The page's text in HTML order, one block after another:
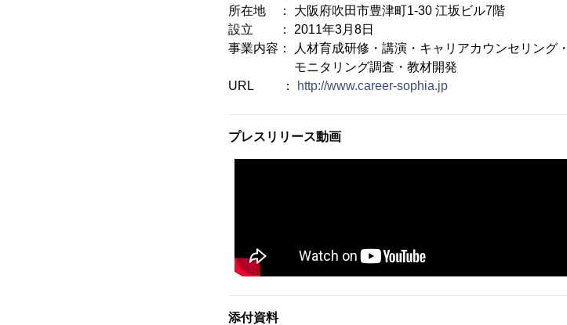
所在地 ： 大阪府吹田市豊津町1-30 江坂ビル7階
設立 ： 2011年3月8日
事業内容： 人材育成研修・講演・キャリアカウンセリング・
モニタリング調査・教材開発
URL ：
http://www.career-sophia.jp
プレスリリース動画
添付資料